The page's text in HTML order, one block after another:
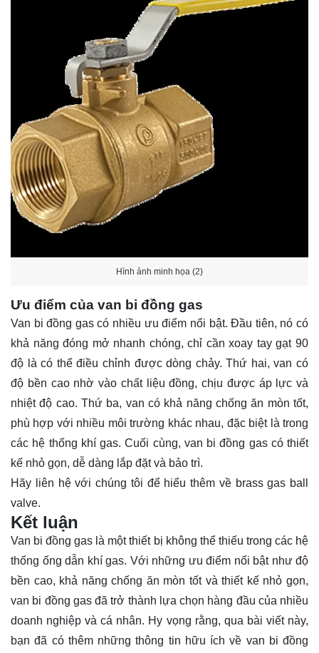
Hình ảnh minh họa (2)
Ưu điểm của van bi đồng gas
Van bi đồng gas có nhiều ưu điểm nổi bật. Đầu tiên, nó có
khả năng đóng mở nhanh chóng, chỉ cần xoay tay gạt 90
độ là có thể điều chỉnh được dòng chảy. Thứ hai, van có
độ bền cao nhờ vào chất liệu đồng, chịu được áp lực và
nhiệt độ cao. Thứ ba, van có khả năng chống ăn mòn tốt,
phù hợp với nhiều môi trường khác nhau, đặc biệt là trong
các hệ thống khí gas. Cuối cùng, van bi đồng gas có thiết
kế nhỏ gọn, dễ dàng lắp đặt và bảo trì.
Hãy
liên hệvới chúng tôi để hiểu thêm về brass gas ball
valve.
Kết luận
Van bi đồng gas là một thiết bị không thể thiếu trong các hệ
thống ống dẫn khí gas. Với những ưu điểm nổi bật như độ
bền cao, khả năng chống ăn mòn tốt và thiết kế nhỏ gọn,
van bi đồng gas đã trở thành lựa chọn hàng đầu của nhiều
doanh nghiệp và cá nhân. Hy vọng rằng, qua bài viết này,
bạn đã có thêm những thông tin hữu ích về van bi đồng